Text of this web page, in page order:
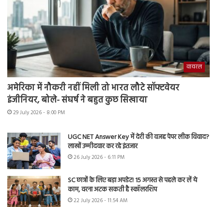
वायरल
अमेरिका में नौकरी नहीं मिली तो भारत लौटे सॉफ्टवेयर
इंजीनियर, बोले- संघर्ष ने बहुत कुछ सिखाया
29 July 2026 - 8:00 PM
UGC NET Answer Key में देरी की वजह पेपर लीक विवाद?
लाखों उम्मीदवार कर रहे इंतजार
26 July 2026 - 6:11 PM
SC छात्रों के लिए बड़ा अपडेट! 15 अगस्त से पहले कर लें ये
काम, वरना अटक सकती है स्कॉलरशिप
22 July 2026 - 11:54 AM